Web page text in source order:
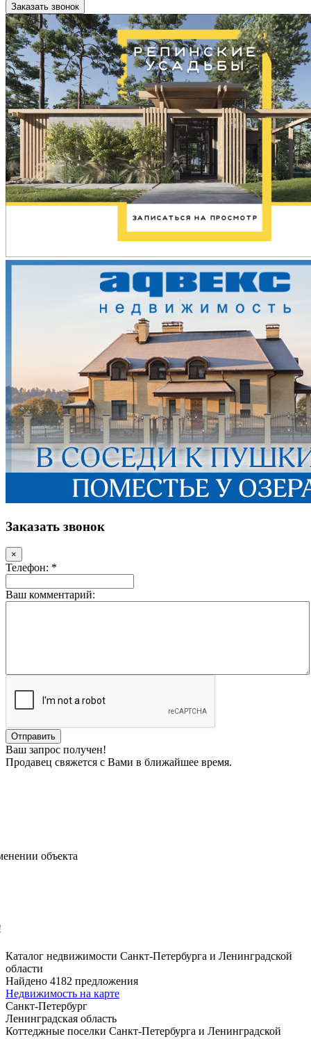
Заказать звонок
Заказать звонок
×
Телефон: *
Ваш комментарий:
Ваш запрос получен!
Продавец свяжется с Вами в ближайшее время.
объекта
Каталог недвижимости Санкт-Петербурга и Ленинградской
области
Найдено 4182 предложения
Недвижимость на карте
Санкт-Петербург
Ленинградская область
Коттеджные поселки Санкт-Петербурга и Ленинградской